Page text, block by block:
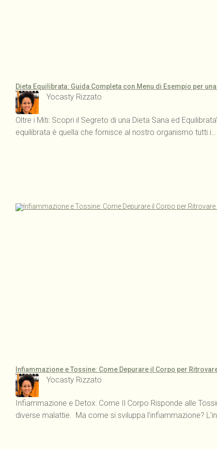
Dieta Equilibrata: Guida Completa con Menu di Esempio per
Yocasty Rizzato
Oltre i Miti: Scopri il Segreto di una Dieta Sana ed
equilibrata è quella che fornisce al nostro organismo tutti i…
Infiammazione e Tossine: Come Depurare il Corpo per
Yocasty Rizzato
Infiammazione e Detox: Come Il Corpo Risponde alle
diverse malattie. Ma come si sviluppa l’infiammazione?